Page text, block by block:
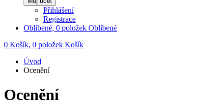
Přihlášení
Registrace
Oblíbené, 0 položek Oblíbené
0 Košík, 0 položek Košík
Úvod
Ocenění
Ocenění